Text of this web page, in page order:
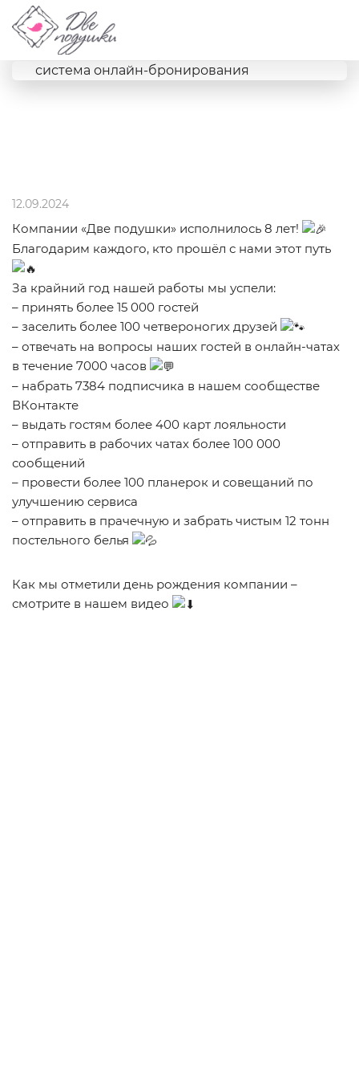
Снять
Вологде.
система онлайн-бронирования
12.09.2024
Компании «Две подушки» исполнилось 8 лет!
Благодарим каждого, кто прошёл с нами этот путь
За крайний год нашей работы мы успели:
– принять более 15 000 гостей
– заселить более 100 четвероногих друзей
– отвечать на вопросы наших гостей в онлайн-чатах
в течение 7000 часов
– набрать 7384 подписчика в нашем сообществе
ВКонтакте
– выдать гостям более 400 карт лояльности
– отправить в рабочих чатах более 100 000
сообщений
– провести более 100 планерок и совещаний по
улучшению сервиса
– отправить в прачечную и забрать чистым 12 тонн
постельного белья
Как мы отметили день рождения компании –
смотрите в нашем видео